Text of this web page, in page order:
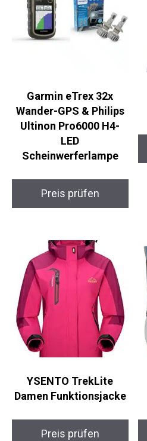
Garmin eTrex 32x
Wander-GPS & Philips
Ultinon Pro6000 H4-
LED
Scheinwerferlampe
Preis prüfen
YSENTO TrekLite
Damen Funktionsjacke
Preis prüfen